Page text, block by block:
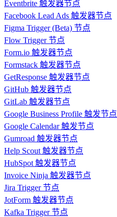
Eventbrite 触发器节点
Facebook Lead Ads 触发器节点
Figma Trigger (Beta) 节点
Flow Trigger 节点
Form.io 触发器节点
Formstack 触发器节点
GetResponse 触发器节点
GitHub 触发器节点
GitLab 触发器节点
Google Business Profile 触发节点
Google Calendar 触发节点
Gumroad 触发器节点
Help Scout 触发器节点
HubSpot 触发器节点
Invoice Ninja 触发器节点
Jira Trigger 节点
JotForm 触发器节点
Kafka Trigger 节点